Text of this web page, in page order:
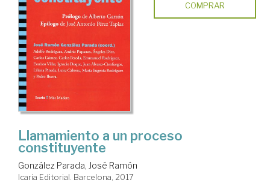
COMPRAR
Llamamiento a un proceso
constituyente
González Parada, José Ramón
Icaria Editorial. Barcelona, 2017